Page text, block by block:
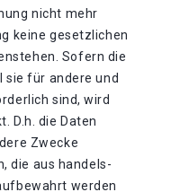
nicht mehr
keine gesetzlichen
Sofern die
sie für andere und
sind, wird
D.h. die Daten
Zwecke
die aus handels-
werden